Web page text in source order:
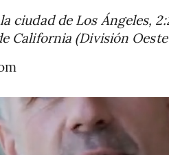
ciudad de Los Ángeles,
California (División